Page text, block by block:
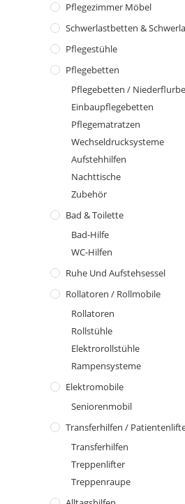
Pflegezimmer Möbel
Schwerlastbetten &
Pflegestühle
Pflegebetten
Pflegebetten /
Einbaupflegebetten
Pflegematratzen
Wechseldrucksysteme
Aufstehhilfen
Nachttische
Zubehör
Bad & Toilette
Bad-Hilfe
WC-Hilfen
Ruhe Und Aufstehsessel
Rollatoren / Rollmobile
Rollatoren
Rollstühle
Elektrorollstühle
Rampensysteme
Elektromobile
Seniorenmobil
Transferhilfen /
Transferhilfen
Treppenlifter
Treppenraupe